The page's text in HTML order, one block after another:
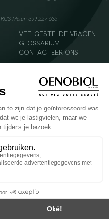
Melun 399 227 636
VEELGESTELDE VRAGEN
GLOSSARIUM
CONTACTEER ONS
als onderdeel van een gevarieerde,
Aanbevolen dagelijkse dosis niet
het bereik van kinderen houden.